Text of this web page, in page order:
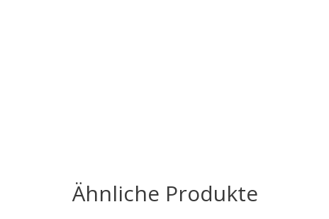
Ähnliche Produkte